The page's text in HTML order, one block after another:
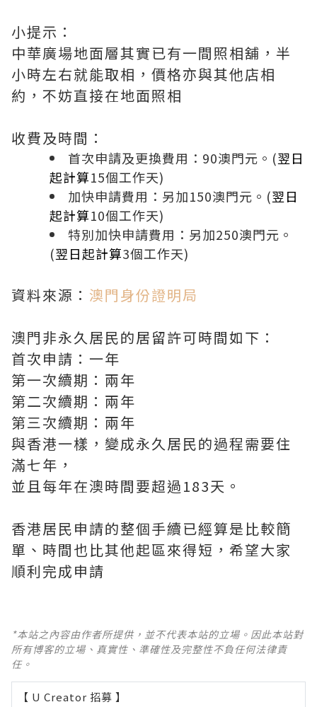
小提示：
中華廣場地面層其實已有一間照相舖，半
小時左右就能取相，價格亦與其他店相
約，不妨直接在地面照相
收費及時間：
首次申請及更換費用：90澳門元。(翌日
起計算15個工作天)
加快申請費用：另加150澳門元。(翌日
起計算10個工作天)
特別加快申請費用：另加250澳門元。
(翌日起計算3個工作天)
資料來源： 澳門身份證明局
澳門非永久居民的居留許可時間如下：
首次申請：一年
第一次續期：兩年
第二次續期：兩年
第三次續期：兩年
與香港一樣，變成永久居民的過程需要住
滿七年，
並且每年在澳時間要超過183天。
香港居民申請的整個手續已經算是比較簡
單、時間也比其他起區來得短，希望大家
順利完成申請
*本站之內容由作者所提供，並不代表本站的立場。因此本站對
所有博客的立場、真實性、準確性及完整性不負任何法律責
任。
【 U Creator 招募 】